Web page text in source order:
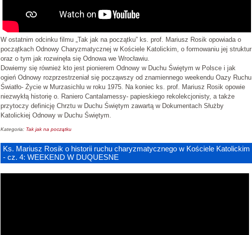
W ostatnim odcinku filmu „Tak jak na początku” ks. prof. Mariusz Rosik opowiada o
początkach Odnowy Charyzmatycznej w Kościele Katolickim, o formowaniu jej struktur
oraz o tym jak rozwinęła się Odnowa we Wrocławiu.
Dowiemy się również kto jest pionierem Odnowy w Duchu Świętym w Polsce i jak
ogień Odnowy rozprzestrzeniał się począwszy od znamiennego weekendu Oazy Ruchu
Światło- Życie w Murzasichlu w roku 1975. Na koniec ks. prof. Mariusz Rosik opowie
niezwykłą historię o. Raniero Cantalamessy- papieskiego rekolekcjonisty, a także
przytoczy definicję Chrztu w Duchu Świętym zawartą w Dokumentach Służby
Katolickiej Odnowy w Duchu Świętym.
Kategoria: Tak jak na początku
Ks. Mariusz Rosik o historii ruchu charyzmatycznego w Kościele Katolickim
- cz. 4: WEEKEND W DUQUESNE